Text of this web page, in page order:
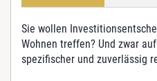
h
n
e
n
Sie wollen
Wohnen treffen? Und zwar
spezifischer und zuverlässig